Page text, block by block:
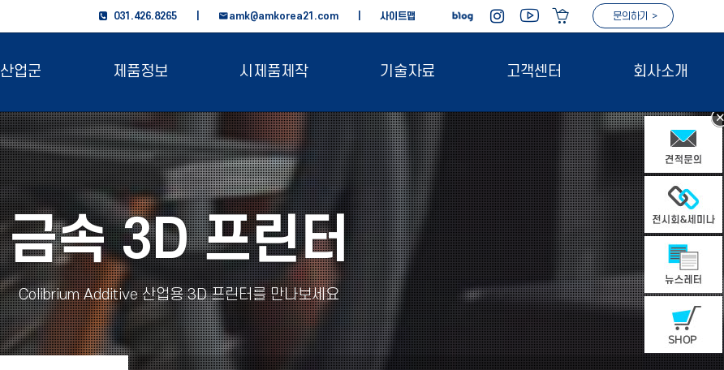
031.426.8265 | amk@amkorea21.com 사이트맵 문의하기 >
산업군 제품정보 시제품제작 기술자료 고객센터 회사소개
금속 3D 프린터
Colibrium Additive 산업용 3D 프린터를 만나보세요